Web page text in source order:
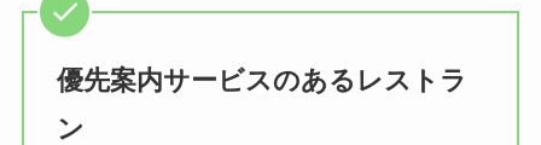
優先案内サービスのあるレストラ
ン